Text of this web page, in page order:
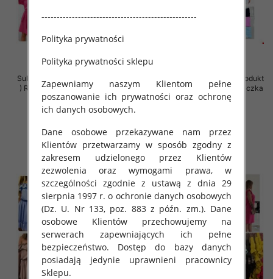
Sukienki damskie (Polska produkt
) Roz 40-48, Mix Kolor Paczka 5
szt
42.00 zł
szczegóły
Sukienki damskie (Polska produkt
) Roz Standard, Mix Kolor Paczka
5 szt
szczegóły
---------------------------------------------------
Polityka prywatności
Polityka prywatności sklepu
Zapewniamy naszym Klientom pełne
poszanowanie ich prywatności oraz ochronę
ich danych osobowych.
Dane osobowe przekazywane nam przez
Klientów przetwarzamy w sposób zgodny z
zakresem udzielonego przez Klientów
zezwolenia oraz wymogami prawa, w
szczególności zgodnie z ustawą z dnia 29
sierpnia 1997 r. o ochronie danych osobowych
(Dz. U. Nr 133, poz. 883 z późn. zm.). Dane
osobowe Klientów przechowujemy na
serwerach zapewniających ich pełne
bezpieczeństwo. Dostęp do bazy danych
posiadają jedynie uprawnieni pracownicy
Sklepu.